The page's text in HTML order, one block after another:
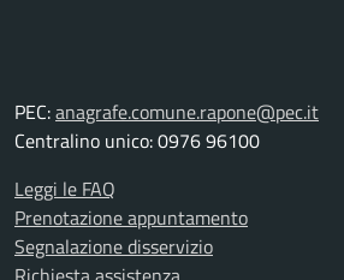
PEC:anagrafe.comune.rapone@pec.it
Centralino unico: 0976 96100
Leggi le FAQ
Prenotazione appuntamento
Segnalazione disservizio